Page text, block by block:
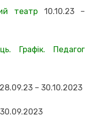
театр
10.10.23 –
Графік. Педагог
28.09.23 – 30.10.2023